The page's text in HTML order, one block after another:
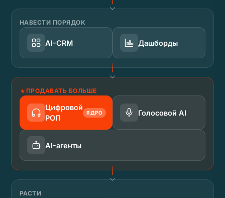
НАВЕСТИ ПОРЯДОК
AI-CRM Дашборды
ПРОДАВАТЬ БОЛЬШЕ
Цифровой
РОП
ЯДРО Голосовой AI
AI-агенты
РАСТИ